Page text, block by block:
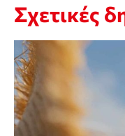
Σχετικές